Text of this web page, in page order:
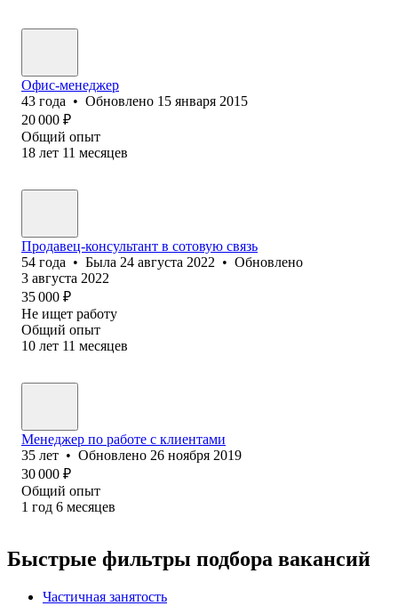
Офис-менеджер
43 года • Обновлено 15 января 2015
20 000 ₽
Общий опыт
18 лет 11 месяцев
Продавец-консультант в сотовую связь
54 года • Была 24 августа 2022 • Обновлено
3 августа 2022
35 000 ₽
Не ищет работу
Общий опыт
10 лет 11 месяцев
Менеджер по работе с клиентами
35 лет • Обновлено 26 ноября 2019
30 000 ₽
Общий опыт
1 год 6 месяцев
Быстрые фильтры подбора вакансий
Частичная занятость